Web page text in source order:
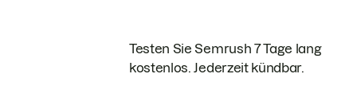
Testen Sie Semrush 7 Tage lang
kostenlos. Jederzeit kündbar.